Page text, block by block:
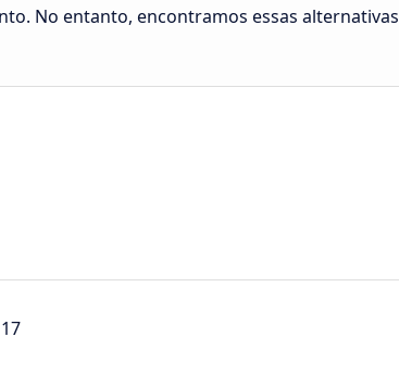
No entanto, encontramos essas alternativas